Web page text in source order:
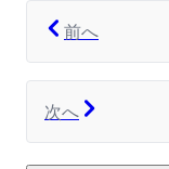
前へ
次へ